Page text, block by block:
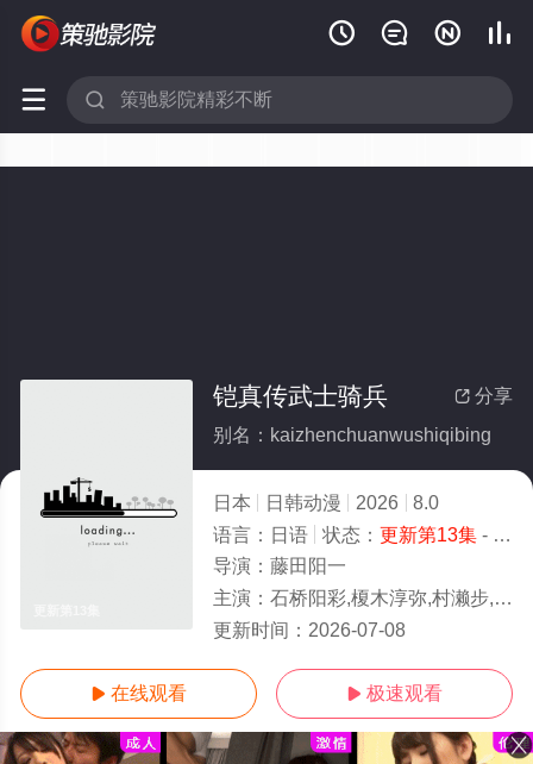
   
 
 分享
铠真传武士骑兵
别名：kaizhenchuanwushiqibing
日本 日韩动漫 2026
8.0
语言： 日语 状态： 更新第13集- 免费在线观看
导演： 藤田阳一
主演： 石桥阳彩,榎木淳弥,村濑步,武内骏辅,熊谷健太郎,增田俊树,Lynn,小西克幸,佐藤拓也,鸟海浩辅,寺岛拓笃,杉田智和,天崎滉平
更新时间： 2026-07-08
 在线观看  极速观看